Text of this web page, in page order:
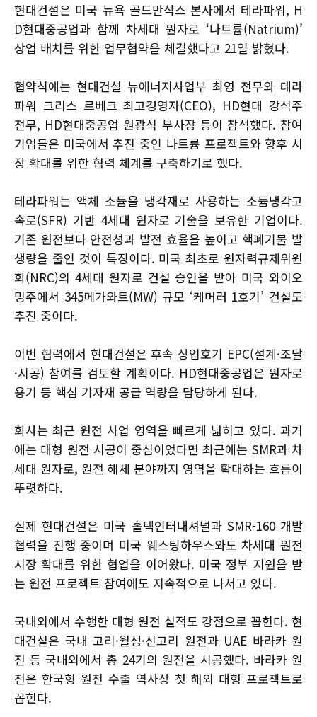
현대건설은 미국 뉴욕 골드만삭스 본사에서 테라파워, H
D현대중공업과 함께 차세대 원자로 ‘나트륨(Natrium)’
상업 배치를 위한 업무협약을 체결했다고 21일 밝혔다.
협약식에는 현대건설 뉴에너지사업부 최영 전무와 테라
파워 크리스 르베크 최고경영자(CEO), HD현대 강석주
전무, HD현대중공업 원광식 부사장 등이 참석했다. 참여
기업들은 미국에서 추진 중인 나트륨 프로젝트와 향후 시
장 확대를 위한 협력 체계를 구축하기로 했다.
테라파워는 액체 소듐을 냉각재로 사용하는 소듐냉각고
속로(SFR) 기반 4세대 원자로 기술을 보유한 기업이다.
기존 원전보다 안전성과 발전 효율을 높이고 핵폐기물 발
생량을 줄인 것이 특징이다. 미국 최초로 원자력규제위원
회(NRC)의 4세대 원자로 건설 승인을 받아 미국 와이오
밍주에서 345메가와트(MW) 규모 ‘케머러 1호기’ 건설도
추진 중이다.
이번 협력에서 현대건설은 후속 상업호기 EPC(설계·조달
·시공) 참여를 검토할 계획이다. HD현대중공업은 원자로
용기 등 핵심 기자재 공급 역량을 담당하게 된다.
회사는 최근 원전 사업 영역을 빠르게 넓히고 있다. 과거
에는 대형 원전 시공이 중심이었다면 최근에는 SMR과 차
세대 원자로, 원전 해체 분야까지 영역을 확대하는 흐름이
뚜렷하다.
실제 현대건설은 미국 홀텍인터내셔널과 SMR-160 개발
협력을 진행 중이며 미국 웨스팅하우스와도 차세대 원전
시장 확대를 위한 협업을 이어왔다. 미국 정부 지원을 받
는 원전 프로젝트 참여에도 지속적으로 나서고 있다.
국내외에서 수행한 대형 원전 실적도 강점으로 꼽힌다. 현
대건설은 국내 고리·월성·신고리 원전과 UAE 바라카 원
전 등 국내외에서 총 24기의 원전을 시공했다. 바라카 원
전은 한국형 원전 수출 역사상 첫 해외 대형 프로젝트로
꼽힌다.